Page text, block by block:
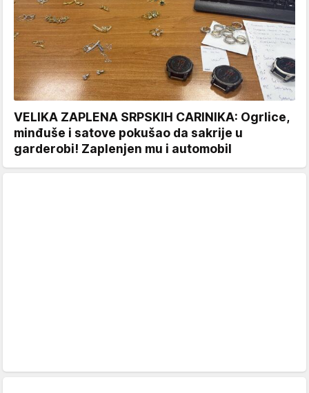
VELIKA ZAPLENA SRPSKIH CARINIKA: Ogrlice,
minđuše i satove pokušao da sakrije u
garderobi! Zaplenjen mu i automobil